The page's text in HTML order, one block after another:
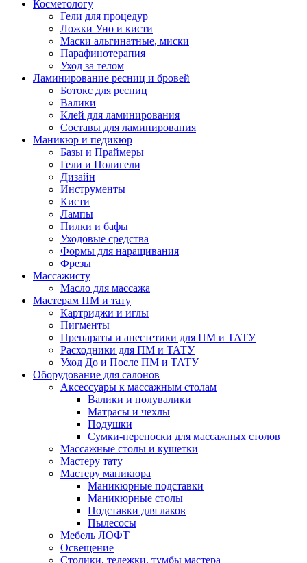
Косметологу
Гели для процедур
Ложки Уно и кисти
Маски альгинатные, миски
Парафинотерапия
Уход за телом
Ламинирование ресниц и бровей
Ботокс для ресниц
Валики
Клей для ламинирования
Составы для ламинирования
Маникюр и педикюр
Базы и Праймеры
Гели и Полигели
Дизайн
Инструменты
Кисти
Лампы
Пилки и бафы
Уходовые средства
Формы для наращивания
Фрезы
Массажисту
Масло для массажа
Мастерам ПМ и тату
Картриджи и иглы
Пигменты
Препараты и анестетики для ПМ и ТАТУ
Расходники для ПМ и ТАТУ
Уход До и После ПМ и ТАТУ
Оборудование для салонов
Аксессуары к массажным столам
Валики и полувалики
Матрасы и чехлы
Подушки
Сумки-переноски для массажных столов
Массажные столы и кушетки
Мастеру тату
Мастеру маникюра
Маникюрные подставки
Маникюрные столы
Подставки для лаков
Пылесосы
Мебель ЛОФТ
Освещение
Столики, тележки, тумбы мастера